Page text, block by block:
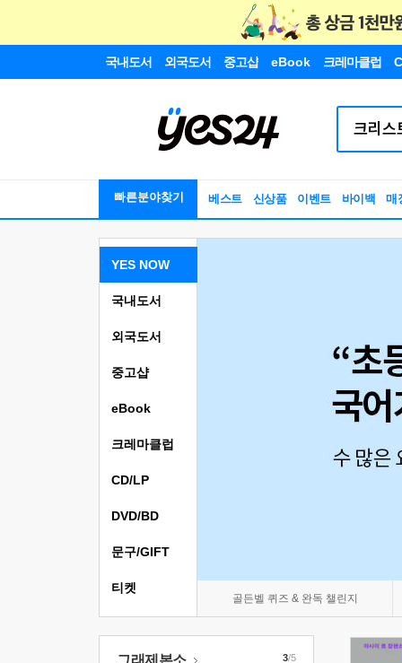
국내도서 외국도서 중고샵 eBook 크레마클럽
빠른분야찾기 베스트 신상품 이벤트 바이백 매
YES NOW
골든벨 퀴즈 & 완독 챌린지
국내도서
외국도서
중고샵
eBook
크레마클럽
CD/LP
DVD/BD
문구/GIFT
티켓
그래제본소 3/5